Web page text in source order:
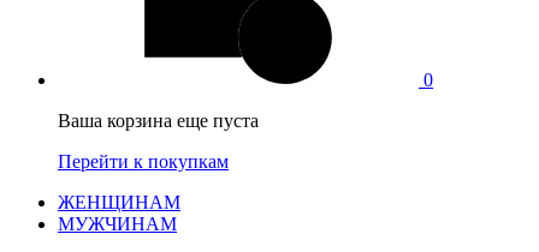
0
Ваша корзина еще пуста
Перейти к покупкам
ЖЕНЩИНАМ
МУЖЧИНАМ